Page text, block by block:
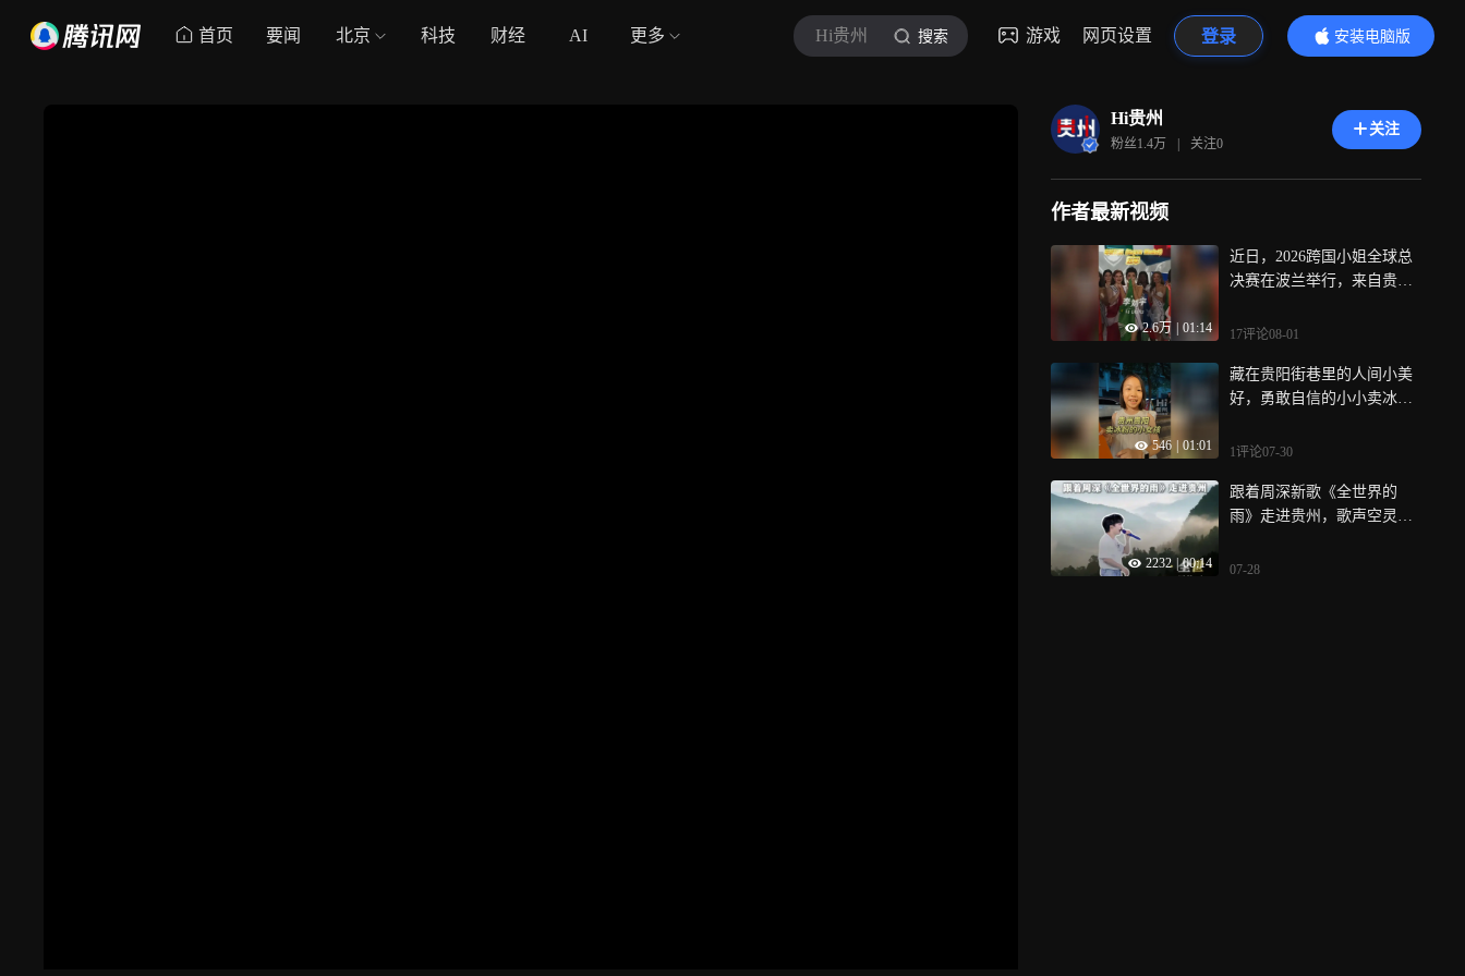
首页 要闻 北京 科技 财经 AI 更多 Hi贵州 搜索 游戏 网页设置 登录
安装电脑版
内容更精彩
Hi贵州
粉丝1.4万 | 关注0
关注
作者最新视频
2.6万 01:14
近日，2026跨国小姐全球总
决赛在波兰举行，来自贵州
的苗族姑娘李刘宇作为中国
upra Model（年度超模单项
赛）亚洲区冠军、全球前五
17评论08-01
546 01:01
藏在贵阳街巷里的人间小美
好，勇敢自信的小小卖冰粉
真！简单的欢喜，温柔融化
1评论07-30
2232 00:14
跟着周深新歌《全世界的
雨》走进贵州，歌声空灵旋
的意义，这也是动画电影
07-28